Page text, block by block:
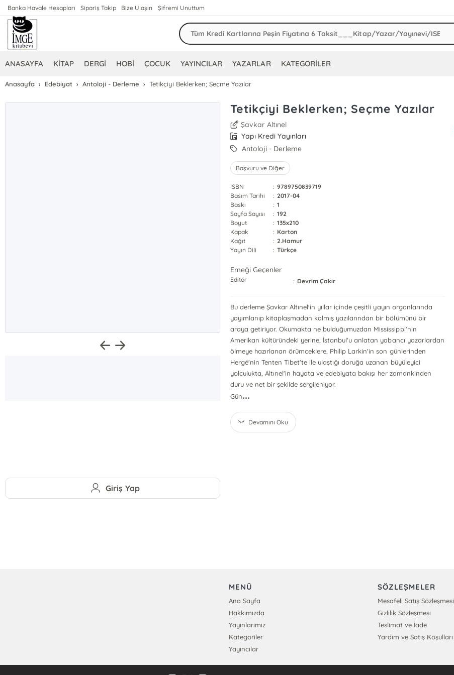
Banka Havale Hesapları Sipariş Takip Bize Ulaşın Şifremi Unuttum
ANASAYFA KİTAP DERGİ HOBİ ÇOCUK YAYINCILAR YAZARLAR KATEGORİLER
Anasayfa Edebiyat Antoloji - Derleme Tetikçiyi Beklerken; Seçme Yazılar
Tetikçiyi Beklerken; Seçme Yazılar
Şavkar Altınel
Yapı Kredi Yayınları
Antoloji - Derleme
Başvuru ve Diğer
ISBN : 9789750839719
Basım Tarihi
: 2017-04
Baskı
: 1
Sayfa Sayısı
: 192
Boyut
: 135x210
Kapak
: Karton
Kağıt
: 2.Hamur
Yayın Dili
: Türkçe
Emeği Geçenler
Editör : Devrim Çakır
Bu derleme Şavkar Altınel'in yıllar içinde çeşitli yayın organlarında
yayımlanıp kitaplaşmadan kalmış yazılarından bir bölümünü bir
araya getiriyor. Okumakta ne bulduğumuzdan Mississippi'nin
Amerikan kültüründeki yerine, İstanbul'u anlatan yabancı yazarlardan
ölmeye hazırlanan örümceklere, Philip Larkin'in son günlerinden
Hergé'nin Tenten Tibet'te ile ulaştığı doruğa uzanan büyüleyici
yolculukta, Altınel'in hayata ve edebiyata bakışı her zamankinden
duru ve net bir şekilde sergileniyor.
Gün...
Devamını Oku
Giriş Yap
MENÜ
Ana Sayfa
Hakkımızda
Yayınlarımız
Kategoriler
Yayıncılar
SÖZLEŞMELER
Mesafeli Satış Sözleşmesi
Gizlilik Sözleşmesi
Teslimat ve İade
Yardım ve Satış Koşulları